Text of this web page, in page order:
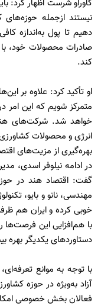
گاوراو شرست اظهار کرد:
نیستند ازجمله
دهیم تا پول به‌اندازه
صادرات محصولات خود، با
کند.
او تأکید کرد: علاوه بر
متمرکز شویم که این امر
خواهد شد. شرکت‌های
انرژی و محصولات
بهره‌گیری از مزیت‌های
در ادامه نیلوفر اسدی،
گفت: اقتصاد هند در
مهندسی، نانو و بایو،
خوبی کرده و ایران هم
با هم‌افزایی این فرصت‌ها
دستاوردهای یکدیگر بهره
با توجه به موانع
آزاد به‌ویژه در حوزه
فعالان بخش خصوصی